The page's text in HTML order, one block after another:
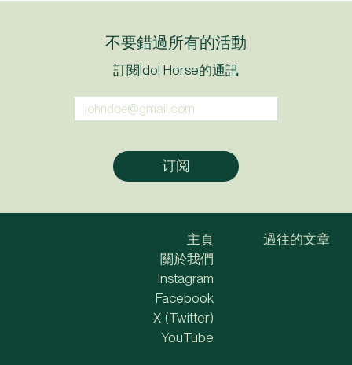
不要錯過所有的活動
訂閱Idol Horse的通訊
主頁
關於我們
過往的文章
Instagram
Facebook
X (Twitter)
YouTube